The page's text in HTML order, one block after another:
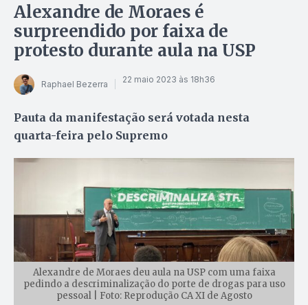
Alexandre de Moraes é
surpreendido por faixa de
protesto durante aula na USP
Raphael Bezerra 22 maio 2023 às 18h36
Pauta da manifestação será votada nesta
quarta-feira pelo Supremo
Alexandre de Moraes deu aula na USP com uma faixa
pedindo a descriminalização do porte de drogas para uso
pessoal | Foto: Reprodução CA XI de Agosto